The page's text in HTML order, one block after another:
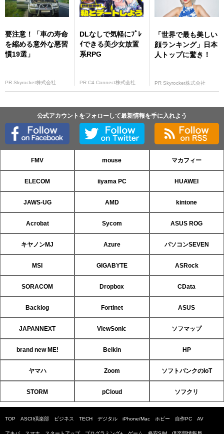
要注意！「車の寿命
を縮める意外な悪習
慣19選」
PR Skyrocket株式会社
DLなしで気軽にﾌﾟﾚ
ｲできる美少女放置
系RPG
PR C4 Connect株式会社
「世界で最も美しい
顔ランキング」日本
人トップに驚き！
PR Skyrocket株式会社
公式アカウントをフォローして最新情報を手に入れよう
FMV mouse マカフィー
ELECOM iiyama PC HUAWEI
JAWS-UG AMD kintone
Acrobat Sycom ASUS ROG
キヤノンMJ Azure パソコンSEVEN
MSI GIGABYTE ASRock
SORACOM Dropbox CData
Backlog Fortinet ASUS
JAPANNEXT ViewSonic ソフマップ
brand new ME! Belkin HP
ヤマハ Zoom ソフトバンクのIoT
STORM pCloud ソフクリ
TOP ASCII倶楽部 ビジネス TECH デジタル iPhone/Mac ホビー 自作PC AV